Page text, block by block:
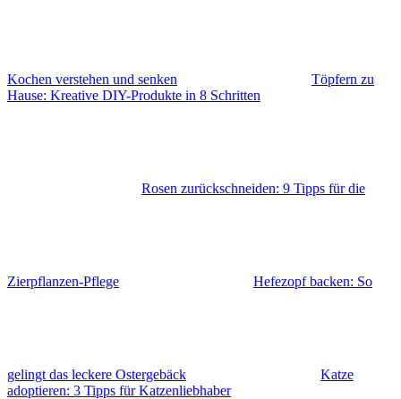
Kochen verstehen und senken
Töpfern zu
Hause: Kreative DIY-Produkte in 8 Schritten
Rosen zurückschneiden: 9 Tipps für die
Zierpflanzen-Pflege Hefezopf backen: So
gelingt das leckere Ostergebäck
Katze
adoptieren: 3 Tipps für Katzenliebhaber